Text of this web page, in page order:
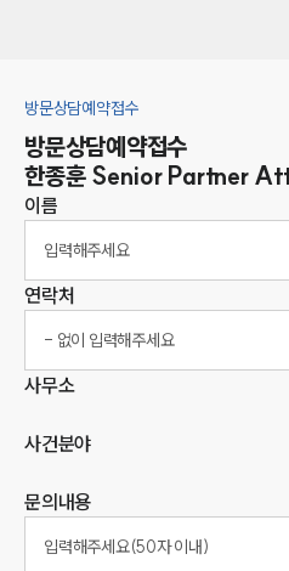
방문상담예약접수
방문상담예약접수
한종훈 Senior Partner
이름
연락처
사무소
사건분야
문의내용